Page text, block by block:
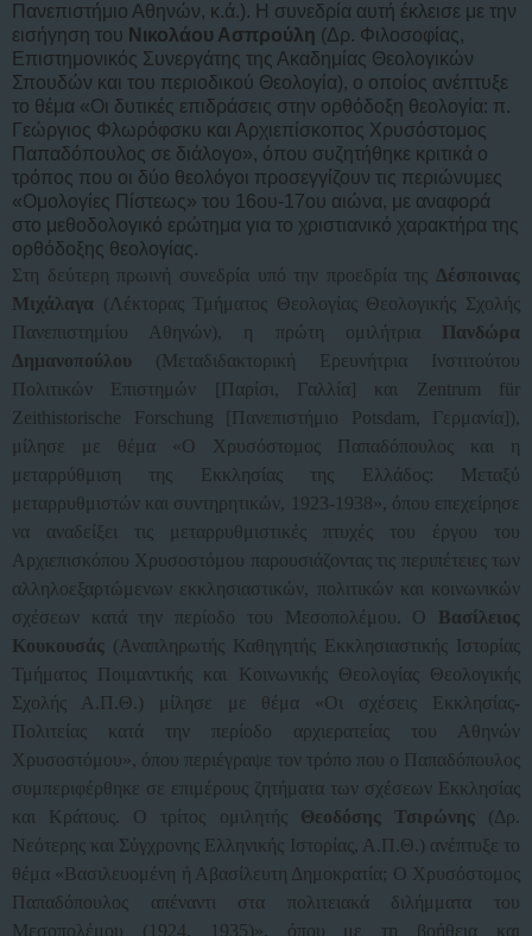
Πανεπιστήμιο Αθηνών, κ.ά.). Η συνεδρία αυτή έκλεισε με την
εισήγηση του Νικολάου Ασπρούλη (Δρ. Φιλοσοφίας,
Επιστημονικός Συνεργάτης της Ακαδημίας Θεολογικών
Σπουδών και του περιοδικού Θεολογία), ο οποίος ανέπτυξε
το θέμα «Οι δυτικές επιδράσεις στην ορθόδοξη θεολογία: π.
Γεώργιος Φλωρόφσκυ και Αρχιεπίσκοπος Χρυσόστομος
Παπαδόπουλος σε διάλογο», όπου συζητήθηκε κριτικά ο
τρόπος που οι δύο θεολόγοι προσεγγίζουν τις περιώνυμες
«Ομολογίες Πίστεως» του 16ου-17ου αιώνα, με αναφορά
στο μεθοδολογικό ερώτημα για το χριστιανικό χαρακτήρα της
ορθόδοξης θεολογίας.
Στη δεύτερη πρωινή συνεδρία υπό την προεδρία της Δέσποινας
Μιχάλαγα (Λέκτορας Τμήματος Θεολογίας Θεολογικής Σχολής
Πανεπιστημίου Αθηνών), η πρώτη ομιλήτρια Πανδώρα
Δημανοπούλου (Μεταδιδακτορική Ερευνήτρια Ινστιτούτου
Πολιτικών Επιστημών [Παρίσι, Γαλλία] και Zentrum für
Zeithistorische Forschung [Πανεπιστήμιο Potsdam, Γερμανία]),
μίλησε με θέμα «Ο Χρυσόστομος Παπαδόπουλος και η
μεταρρύθμιση της Εκκλησίας της Ελλάδος: Μεταξύ
μεταρρυθμιστών και συντηρητικών, 1923-1938», όπου επεχείρησε
να αναδείξει τις μεταρρυθμιστικές πτυχές του έργου του
Αρχιεπισκόπου Χρυσοστόμου παρουσιάζοντας τις περιπέτειες των
αλληλοεξαρτώμενων εκκλησιαστικών, πολιτικών και κοινωνικών
σχέσεων κατά την περίοδο του Μεσοπολέμου. Ο Βασίλειος
Κουκουσάς (Αναπληρωτής Καθηγητής Εκκλησιαστικής Ιστορίας
Τμήματος Ποιμαντικής και Κοινωνικής Θεολογίας Θεολογικής
Σχολής Α.Π.Θ.) μίλησε με θέμα «Οι σχέσεις Εκκλησίας-
Πολιτείας κατά την περίοδο αρχιερατείας του Αθηνών
Χρυσοστόμου», όπου περιέγραψε τον τρόπο που ο Παπαδόπουλος
συμπεριφέρθηκε σε επιμέρους ζητήματα των σχέσεων Εκκλησίας
και Κράτους. Ο τρίτος ομιλητής Θεοδόσης Τσιρώνης (Δρ.
Νεότερης και Σύγχρονης Ελληνικής Ιστορίας, Α.Π.Θ.) ανέπτυξε το
θέμα «Βασιλευομένη ή Αβασίλευτη Δημοκρατία; Ο Χρυσόστομος
Παπαδόπουλος απέναντι στα πολιτειακά διλήμματα του
Μεσοπολέμου (1924, 1935)», όπου με τη βοήθεια και